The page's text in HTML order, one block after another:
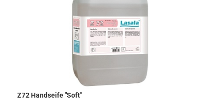
Z72 Handseife "Soft"